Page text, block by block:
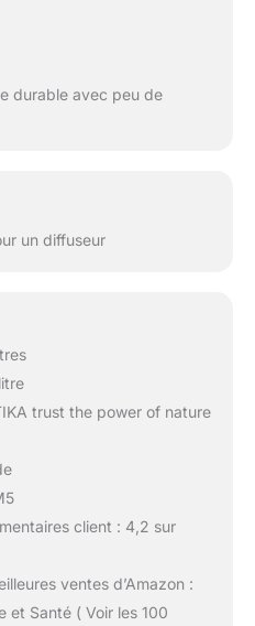
durable avec peu de
un diffuseur
trust the power of nature
client : 4,2 sur
ventes d’Amazon :
et Santé ( Voir les 100